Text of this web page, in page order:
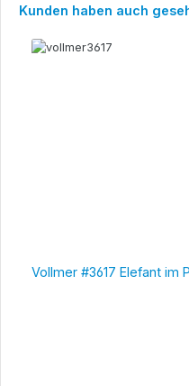
Produktgalerie überspringen
Kunden haben auch
Vollmer #3617 Elefant im